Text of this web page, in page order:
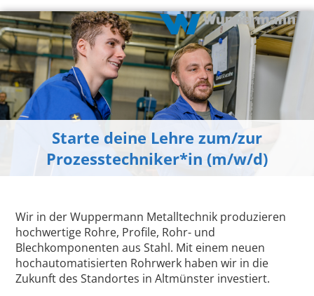
Starte deine Lehre zum/zur
Prozesstechniker*in (m/w/d)
Wir in der Wuppermann Metalltechnik produzieren
hochwertige Rohre, Profile, Rohr- und
Blechkomponenten aus Stahl. Mit einem neuen
hochautomatisierten Rohrwerk haben wir in die
Zukunft des Standortes in Altmünster investiert.